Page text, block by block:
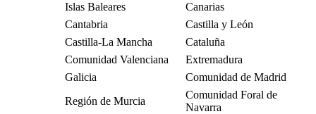
Islas Baleares
Canarias
Cantabria
Castilla y León
Castilla-La Mancha
Cataluña
Comunidad Valenciana
Extremadura
Galicia
Comunidad de Madrid
Región de Murcia
Comunidad Foral de
Navarra